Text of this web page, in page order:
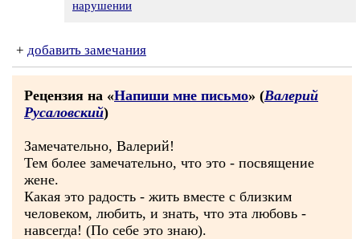
нарушении
+ добавить замечания
Рецензия на «Напиши мне письмо» (Валерий
Русаловский)
Замечательно, Валерий!
Тем более замечательно, что это - посвящение
жене.
Какая это радость - жить вместе с близким
человеком, любить, и знать, что эта любовь -
навсегда! (По себе это знаю).